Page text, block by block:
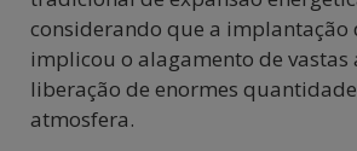
considerando que a implantação
implicou o alagamento de vastas
liberação de enormes
atmosfera.